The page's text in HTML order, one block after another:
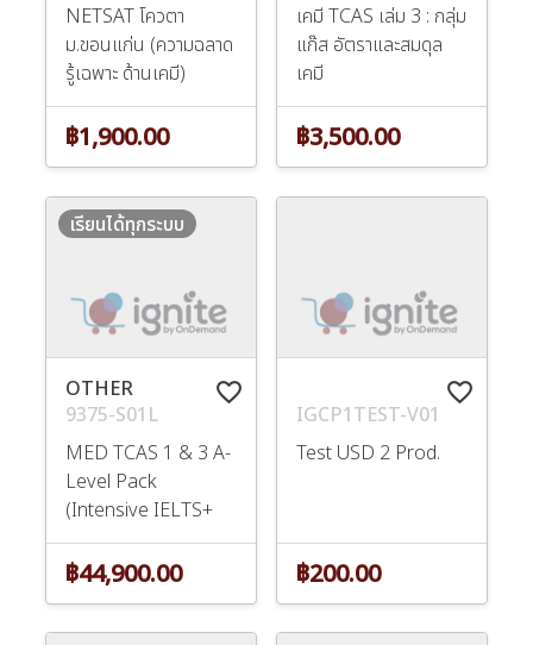
NETSAT โควตา
ม.ขอนแก่น (ความฉลาด
รู้เฉพาะ ด้านเคมี)
฿1,900.00
เคมี TCAS เล่ม 3 : กลุ่ม
แก๊ส อัตราและสมดุล
เคมี
฿3,500.00
favorite_border
OTHER
9375-S01L
MED TCAS 1 & 3 A-
Level Pack
(Intensive IELTS+
Pack
เรียนได้ทุกระบบ
฿44,900.00
favorite_border
IGCP1TEST-V01
Test USD 2 Prod.
฿200.00